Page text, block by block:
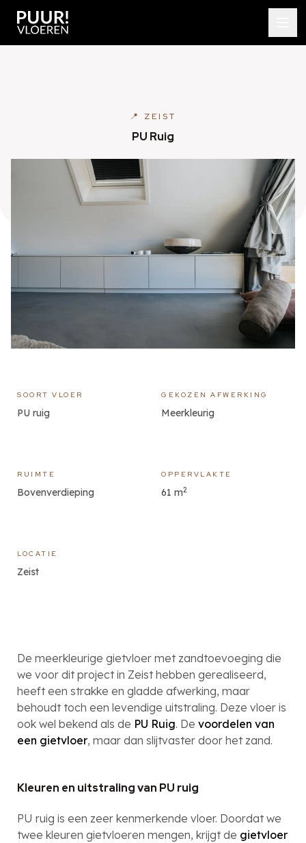
📍 ZEIST
PU Ruig
SOORT VLOER
PU ruig
GEKOZEN AFWERKING
Meerkleurig
RUIMTE
Bovenverdieping
OPPERVLAKTE
61 m2
LOCATIE
Zeist
De meerkleurige gietvloer met zandtoevoeging die
we voor dit project in Zeist hebben gerealiseerd,
heeft een strakke en gladde afwerking, maar
behoudt toch een levendige uitstraling. Deze vloer is
ook wel bekend als de PU Ruig. Devoordelen van
een gietvloer, maar dan slijtvaster door het zand.
Kleuren en uitstraling van PU ruig
PU ruig is een zeer kenmerkende vloer. Doordat we
twee kleuren gietvloeren mengen, krijgt de gietvloer